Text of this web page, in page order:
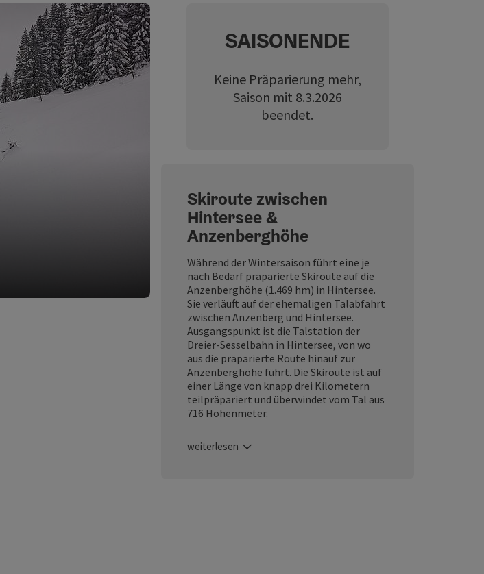
SAISONENDE
Keine Präparierung mehr,
Saison mit 8.3.2026
beendet.
Skiroute zwischen
Hintersee &
Anzenberghöhe
Während der Wintersaison führt eine je
nach Bedarf präparierte Skiroute auf die
Anzenberghöhe (1.469 hm) in Hintersee.
Sie verläuft auf der ehemaligen Talabfahrt
zwischen Anzenberg und Hintersee.
Ausgangspunkt ist die Talstation der
Dreier-Sesselbahn in Hintersee, von wo
aus die präparierte Route hinauf zur
Anzenberghöhe führt. Die Skiroute ist auf
einer Länge von knapp drei Kilometern
teilpräpariert und überwindet vom Tal aus
716 Höhenmeter.
weiterlesen